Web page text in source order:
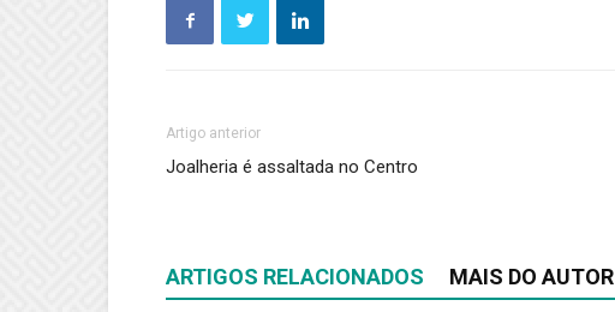
Artigo anterior
Joalheria é assaltada no Centro
ARTIGOS RELACIONADOS MAIS DO AUTOR